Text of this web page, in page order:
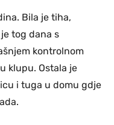
Bila je tiha,
tog dana s
kontrolnom
klupu. Ostala je
i tuga u domu gdje